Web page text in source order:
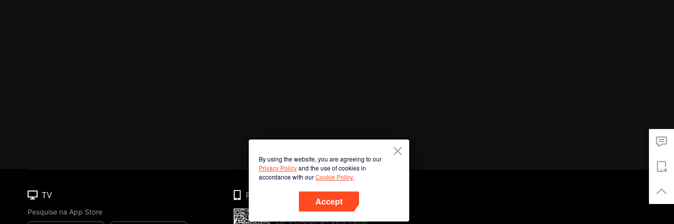
By using the website, you are agreeing to our
Privacy Policyand the use of cookies in
accordance with ourCookie Policy.
Accept
TV
Pesquise na App Store
Phone
Ler o código QR para baixar